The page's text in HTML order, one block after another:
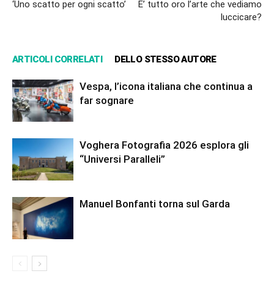
‘Uno scatto per ogni scatto’
E’ tutto oro l’arte che vediamo
luccicare?
ARTICOLI CORRELATI DELLO STESSO AUTORE
Vespa, l’icona italiana che continua a
far sognare
Voghera Fotografia 2026 esplora gli
“Universi Paralleli”
Manuel Bonfanti torna sul Garda